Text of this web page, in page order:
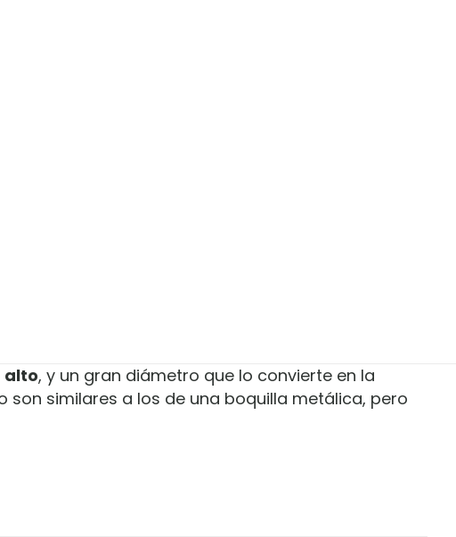
alto, y un gran diámetro que lo convierte en la
son similares a los de una boquilla metálica, pero